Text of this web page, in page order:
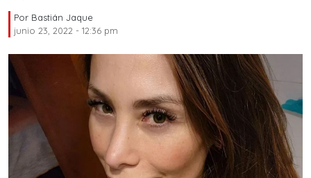
Por Bastián Jaque
junio 23, 2022 - 12:36 pm